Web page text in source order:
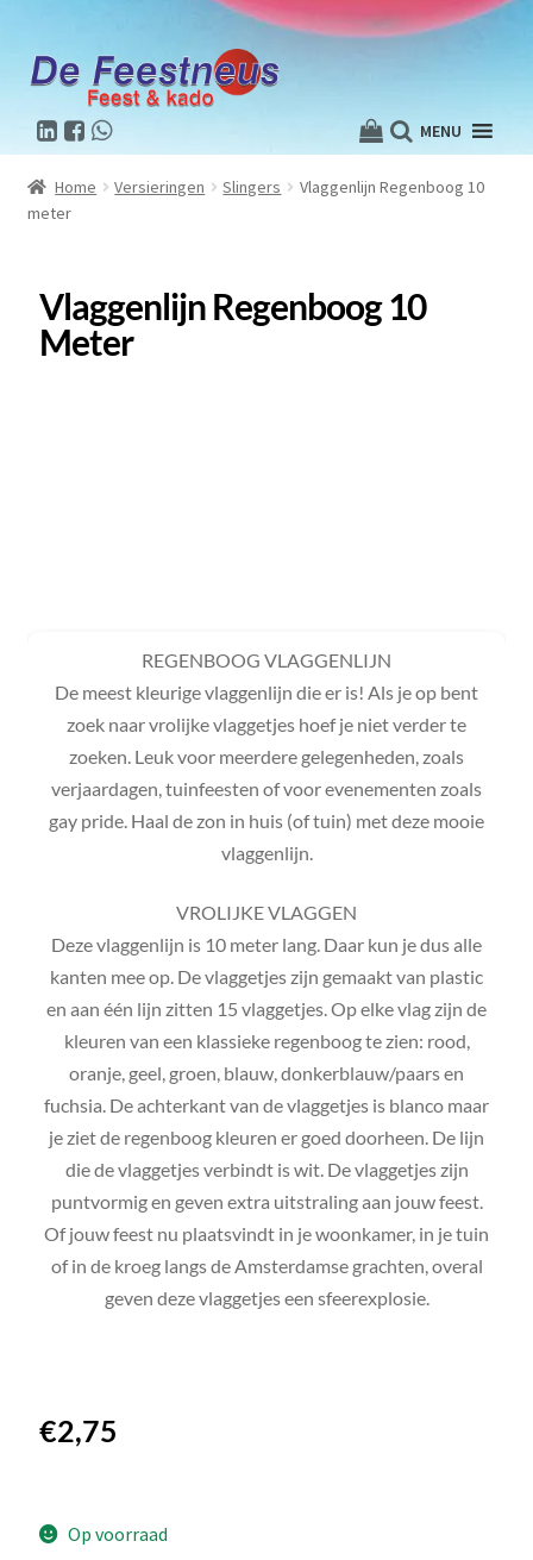
MENU
Home Versieringen Slingers
Vlaggenlijn Regenboog 10
meter
Vlaggenlijn Regenboog 10
Meter
REGENBOOG VLAGGENLIJN
De meest kleurige vlaggenlijn die er is! Als je op bent
zoek naar vrolijke vlaggetjes hoef je niet verder te
zoeken. Leuk voor meerdere gelegenheden, zoals
verjaardagen, tuinfeesten of voor evenementen zoals
gay pride. Haal de zon in huis (of tuin) met deze mooie
vlaggenlijn.
VROLIJKE VLAGGEN
Deze vlaggenlijn is 10 meter lang. Daar kun je dus alle
kanten mee op. De vlaggetjes zijn gemaakt van plastic
en aan één lijn zitten 15 vlaggetjes. Op elke vlag zijn de
kleuren van een klassieke regenboog te zien: rood,
oranje, geel, groen, blauw, donkerblauw/paars en
fuchsia. De achterkant van de vlaggetjes is blanco maar
je ziet de regenboog kleuren er goed doorheen. De lijn
die de vlaggetjes verbindt is wit. De vlaggetjes zijn
puntvormig en geven extra uitstraling aan jouw feest.
Of jouw feest nu plaatsvindt in je woonkamer, in je tuin
of in de kroeg langs de Amsterdamse grachten, overal
geven deze vlaggetjes een sfeerexplosie.
€2,75
Op voorraad